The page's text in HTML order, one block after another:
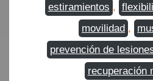
estiramientos ,
movilidad ,
prevención de
recuperación